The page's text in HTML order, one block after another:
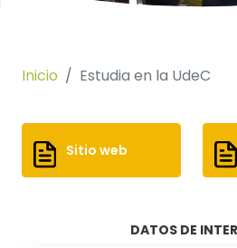
Inicio
Estudia en la UdeC
Sitio web
DATOS DE